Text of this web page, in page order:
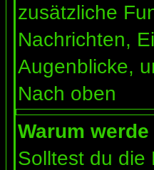
zusätzliche
Nachrichten,
Augenblicke,
Nach oben
Warum
Solltest du